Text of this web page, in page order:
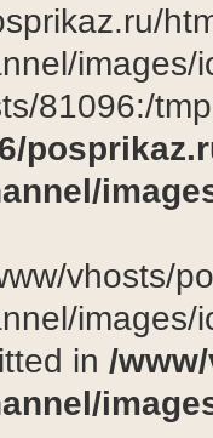
81096:/
vhosts/
in /